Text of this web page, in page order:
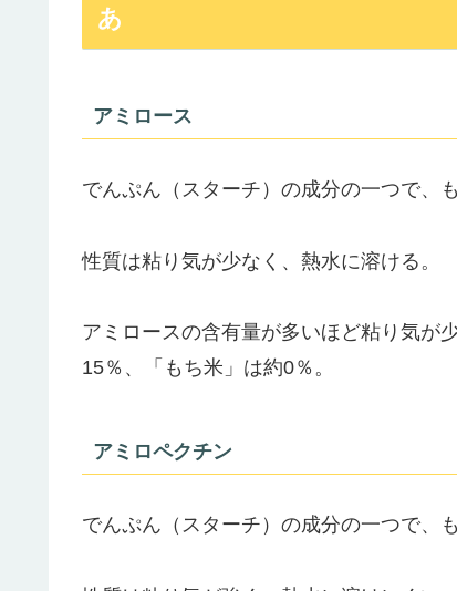
あ
アミロース
でんぷん（スターチ）の成分の一つで、
性質は粘り気が少なく、熱水に溶ける。
アミロースの含有量が多いほど粘り気が
15％、「もち米」は約0％。
アミロペクチン
でんぷん（スターチ）の成分の一つで、